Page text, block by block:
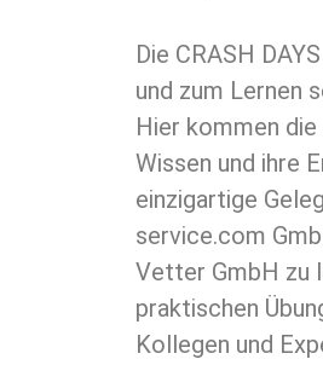
Die CRASH
und zum Lernen
Hier kommen
Wissen und ihre
einzigartige
service.com
Vetter GmbH zu
praktischen
Kollegen und